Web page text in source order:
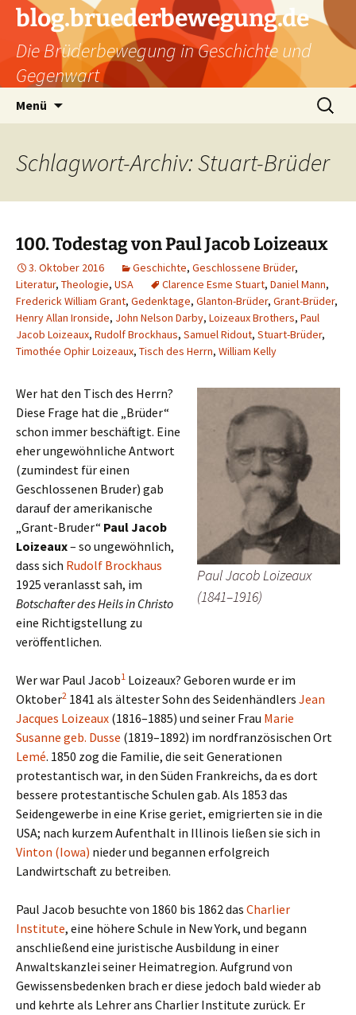
Zum
Inhalt
springen
blog.bruederbewegung.de
Die Brüderbewegung in Geschichte und
Gegenwart
Menü
Suchen
nach:
Schlagwort-Archiv: Stuart-Brüder
100. Todestag von Paul Jacob Loizeaux
3. Oktober 2016 Geschichte, Geschlossene Brüder,
Literatur, Theologie, USA Clarence Esme Stuart, Daniel Mann,
Frederick William Grant, Gedenktage, Glanton-Brüder, Grant-Brüder,
Henry Allan Ironside, John Nelson Darby, Loizeaux Brothers, Paul
Jacob Loizeaux, Rudolf Brockhaus, Samuel Ridout, Stuart-Brüder,
Timothée Ophir Loizeaux, Tisch des Herrn, William Kelly
Paul Jacob Loizeaux
(1841–1916)
Wer hat den Tisch des Herrn?
Diese Frage hat die „Brüder“
schon immer beschäftigt. Eine
eher ungewöhnliche Antwort
(zumindest für einen
Geschlossenen Bruder) gab
darauf der amerikanische
„Grant-Bruder“ Paul Jacob
Loizeaux– so ungewöhnlich,
dass sich Rudolf Brockhaus
1925 veranlasst sah, im
Botschafter des Heils in Christo
eine Richtigstellung zu
veröffentlichen.
Wer war Paul Jacob1 Loizeaux? Geboren wurde er im
Oktober2 1841 als ältester Sohn des Seidenhändlers Jean
Jacques Loizeaux (1816–1885) und seiner Frau Marie
Susanne geb. Dusse (1819–1892) im nordfranzösischen Ort
Lemé. 1850 zog die Familie, die seit Generationen
protestantisch war, in den Süden Frankreichs, da es dort
bessere protestantische Schulen gab. Als 1853 das
Seidengewerbe in eine Krise geriet, emigrierten sie in die
USA; nach kurzem Aufenthalt in Illinois ließen sie sich in
Vinton (Iowa) nieder und begannen erfolgreich
Landwirtschaft zu betreiben.
Paul Jacob besuchte von 1860 bis 1862 das Charlier
Institute, eine höhere Schule in New York, und begann
anschließend eine juristische Ausbildung in einer
Anwaltskanzlei seiner Heimatregion. Aufgrund von
Gewissensbedenken brach er diese jedoch bald wieder ab
und kehrte als Lehrer ans Charlier Institute zurück. Er